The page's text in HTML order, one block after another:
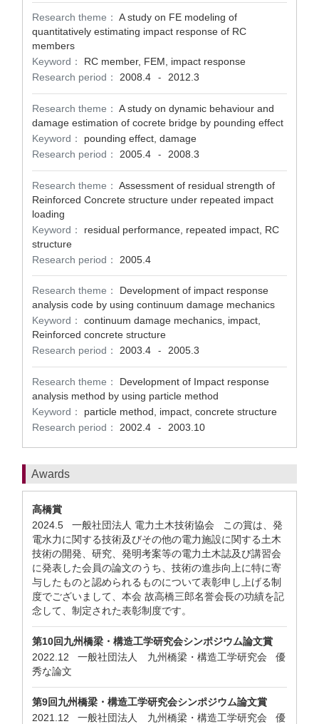
Research theme： A study on FE modeling of
quantitatively estimating impact response of RC
members
Keyword：
RC member, FEM, impact response
Research period：
2008.4 - 2012.3
Research theme： A study on dynamic behaviour and
damage estimation of cocrete bridge by pounding effect
Keyword：
pounding effect, damage
Research period：
2005.4 - 2008.3
Research theme： Assessment of residual strength of
Reinforced Concrete structure under repeated impact
loading
Keyword：
residual performance, repeated impact, RC
structure
Research period：
2005.4
Research theme：
Development of impact response
analysis code by using continuum damage mechanics
Keyword：
continuum damage mechanics, impact,
Reinforced concrete structure
Research period：
2003.4 - 2005.3
Research theme：
Development of Impact response
analysis method by using particle method
Keyword：
particle method, impact, concrete structure
Research period：
2002.4 - 2003.10
Awards
高橋賞
2024.5 一般社団法人 電力土木技術協会 この賞は、発
電水力に関する技術及びその他の電力施設に関する土木
技術の開発、研究、発明考案等の電力土木誌及び講習会
に発表した会員の論文のうち、技術の進歩向上に特に寄
与したものと認められるものについて表彰申し上げる制
度でございまして、本会 故高橋三郎名誉会長の功績を記
念して、制定された表彰制度です。
第10回九州橋梁・構造工学研究会シンポジウム論文賞
2022.12 一般社団法人 九州橋梁・構造工学研究会 優
秀な論文
第9回九州橋梁・構造工学研究会シンポジウム論文賞
2021.12 一般社団法人 九州橋梁・構造工学研究会 優